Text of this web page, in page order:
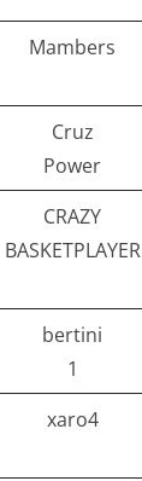
Mambers
Cruz
Power
CRAZY
BASKETPLAYER
bertini
1
xaro4